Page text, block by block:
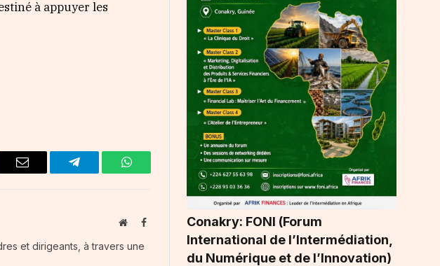
à appuyer les
Email Telegram WhatsApp
WebsiteFacebook
et dirigeants, à travers une
Conakry: FONI (Forum
International de l’Intermédiation,
du Numérique et de l’Innovation)